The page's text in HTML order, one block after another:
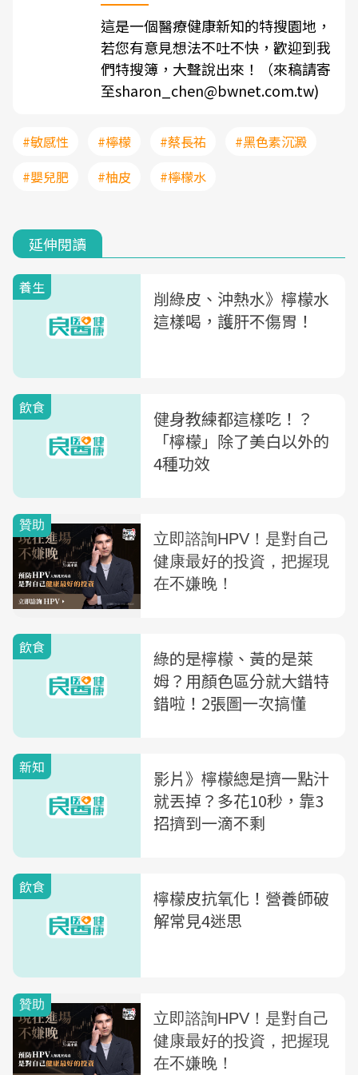
這是一個醫療健康新知的特搜園地，
若您有意見想法不吐不快，歡迎到我
們特搜簿，大聲說出來！（來稿請寄
至sharon_chen@bwnet.com.tw)
#敏感性 #檸檬 #蔡長祐
#黑色素沉澱
#嬰兒肥
#柚皮 #檸檬水
延伸閱讀
養生
削綠皮、沖熱水》檸檬水
這樣喝，護肝不傷胃！
飲食
健身教練都這樣吃！？
「檸檬」除了美白以外的
4種功效
飲食
綠的是檸檬、黃的是萊
姆？用顏色區分就大錯特
錯啦！2張圖一次搞懂
新知
影片》檸檬總是擠一點汁
就丟掉？多花10秒，靠3
招擠到一滴不剩
飲食
檸檬皮抗氧化！營養師破
解常見4迷思